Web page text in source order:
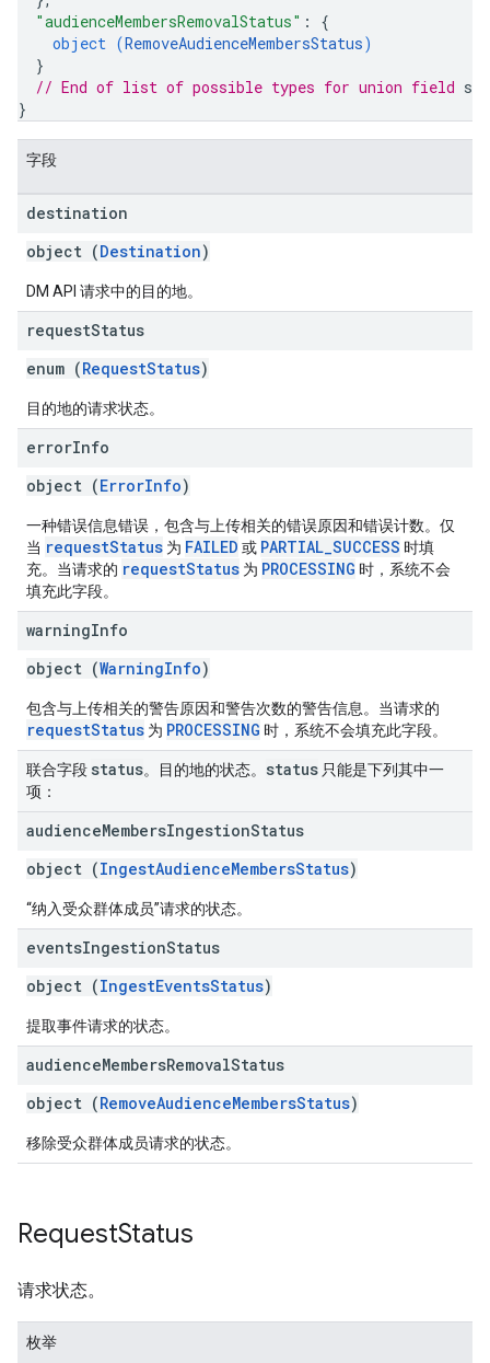
"audienceMembersRemovalStatus" : {
object (RemoveAudienceMembersStatus)
}
// End of list of possible types for union field
}
字段
destination
object (Destination)
DM API 请求中的目的地。
requestStatus
enum (RequestStatus)
目的地的请求状态。
errorInfo
object (ErrorInfo)
一种错误信息错误，包含与上传相关的错误原因和错误计数。仅
当 requestStatus 为 FAILED 或 PARTIAL_SUCCESS 时填
充。当请求的 requestStatus 为 PROCESSING 时，系统不会
填充此字段。
warningInfo
object (WarningInfo)
包含与上传相关的警告原因和警告次数的警告信息。当请求的
requestStatus 为 PROCESSING 时，系统不会填充此字段。
联合字段 status。目的地的状态。 status 只能是下列其中一
项：
audienceMembersIngestionStatus
object (IngestAudienceMembersStatus)
“纳入受众群体成员”请求的状态。
eventsIngestionStatus
object (IngestEventsStatus)
提取事件请求的状态。
audienceMembersRemovalStatus
object (RemoveAudienceMembersStatus)
移除受众群体成员请求的状态。
RequestStatus
请求状态。
枚举